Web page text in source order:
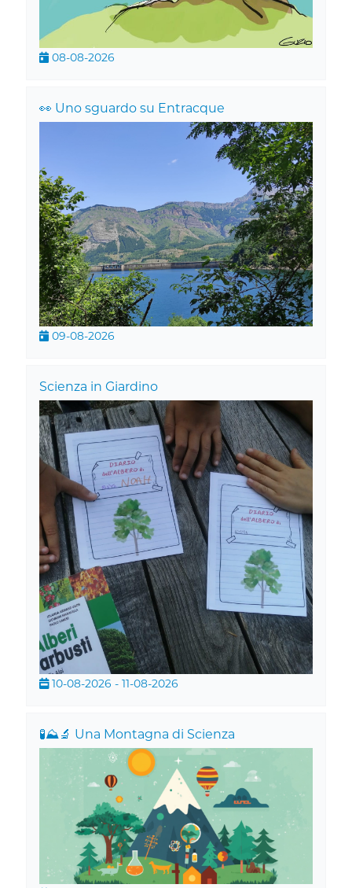
08-08-2026
👀 Uno sguardo su Entracque
09-08-2026
Scienza in Giardino
10-08-2026 - 11-08-2026
🧪⛰️🔬 Una Montagna di Scienza